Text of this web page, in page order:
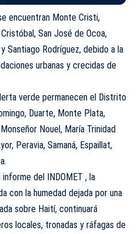
encuentran Monte Cristi,
San José de Ocoa,
Santiago Rodríguez, debido a la
urbanas y crecidas de
verde permanecen el Distrito
Duarte, Monte Plata,
Nouel, María Trinidad
Peravia, Samaná, Espaillat,
del INDOMET , la
con la humedad dejada por una
sobre Haití, continuará
locales, tronadas y ráfagas de